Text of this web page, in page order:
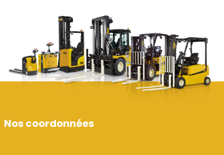
Nos coordonnées